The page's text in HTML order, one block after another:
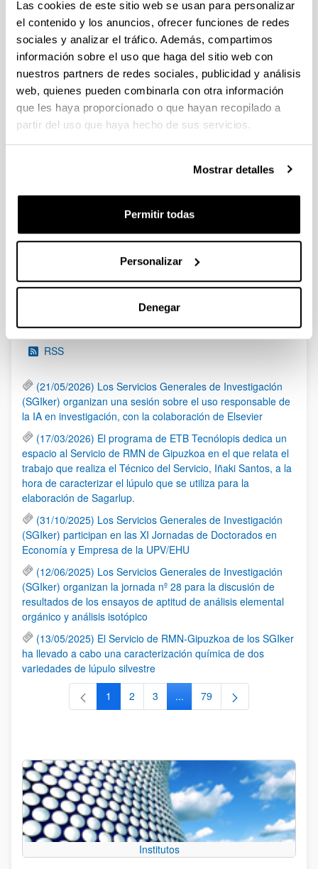
Las cookies de este sitio web se usan para personalizar
el contenido y los anuncios, ofrecer funciones de redes
sociales y analizar el tráfico. Además, compartimos
información sobre el uso que haga del sitio web con
nuestros partners de redes sociales, publicidad y análisis
web, quienes pueden combinarla con otra información
que les haya proporcionado o que hayan recopilado a
partir del uso que haya hecho de sus servicios.
Mostrar detalles
Permitir todas
Personalizar
Denegar
Programa Fellows Gipuzkoa de atracción y retención de
talento 2023
El plazo de presentación de solicitudes finaliza el 29 de marzo
de 2023, a las13:00 (hora peninsular). Plazo interno:
22/03/2023
PIFG22/43: “Energia fotoboltakikoa autokontsumitzeko
gestión de energía inteligente para el autoconsumo de
Plazo de presentación cerrado: 28/01/2023 - 17/02/2023 23:59
15/03/2023 Se ha publicado la propuesta de adjudicación.
Páginas intermedias Use TAB para desplazarse.
49 50 Página
51
RSS
(21/05/2026) Los Servicios Generales de Investigación
(SGIker) organizan una sesión sobre el uso responsable de
la IA en investigación, con la colaboración de Elsevier
(17/03/2026) El programa de ETB Tecnólopis dedica un
espacio al Servicio de RMN de Gipuzkoa en el que relata el
trabajo que realiza el Técnico del Servicio, Iñaki Santos, a la
hora de caracterizar el lúpulo que se utiliza para la
elaboración de Sagarlup.
(31/10/2025) Los Servicios Generales de Investigación
(SGIker) participan en las XI Jornadas de Doctorados en
Economía y Empresa de la UPV/EHU
(12/06/2025) Los Servicios Generales de Investigación
(SGIker) organizan la jornada nº 28 para la discusión de
resultados de los ensayos de aptitud de análisis elemental
orgánico y análisis isotópico
(13/05/2025) El Servicio de RMN-Gipuzkoa de los SGIker
ha llevado a cabo una caracterización química de dos
variedades de lúpulo silvestre
Página
1 Página
2 Página
3 ...Páginas intermedias Use TAB
Página
79
Institutos